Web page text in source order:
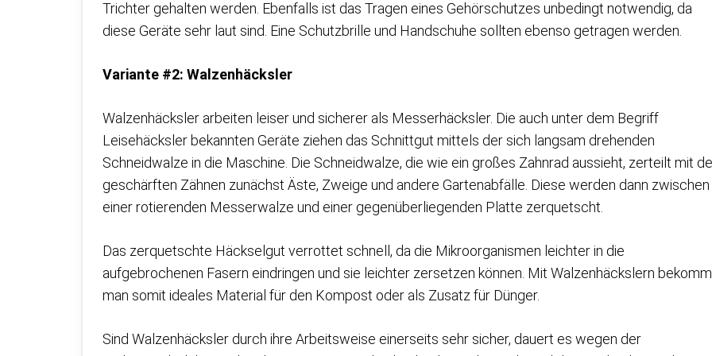
Trichter gehalten werden. Ebenfalls ist das Tragen eines Gehörschutzes unbedingt notwendig, da
diese Geräte sehr laut sind. Eine Schutzbrille und Handschuhe sollten ebenso getragen werden.
Variante #2: Walzenhäcksler
Walzenhäcksler arbeiten leiser und sicherer als Messerhäcksler. Die auch unter dem Begriff
Leisehäcksler bekannten Geräte ziehen das Schnittgut mittels der sich langsam drehenden
Schneidwalze in die Maschine. Die Schneidwalze, die wie ein großes Zahnrad aussieht, zerteilt mit
geschärften Zähnen zunächst Äste, Zweige und andere Gartenabfälle. Diese werden dann zwischen
einer rotierenden Messerwalze und einer gegenüberliegenden Platte zerquetscht.
Das zerquetschte Häckselgut verrottet schnell, da die Mikroorganismen leichter in die
aufgebrochenen Fasern eindringen und sie leichter zersetzen können. Mit Walzenhäckslern
man somit ideales Material für den Kompost oder als Zusatz für Dünger.
Sind Walzenhäcksler durch ihre Arbeitsweise einerseits sehr sicher, dauert es wegen der